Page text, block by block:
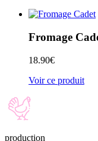
Fromage
18.90€
Voir ce produit
production